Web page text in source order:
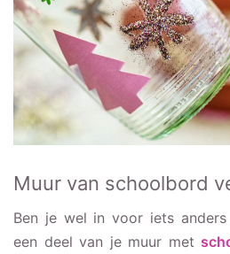
Muur van schoolbord
Ben je wel in voor iets
een deel van je muur met